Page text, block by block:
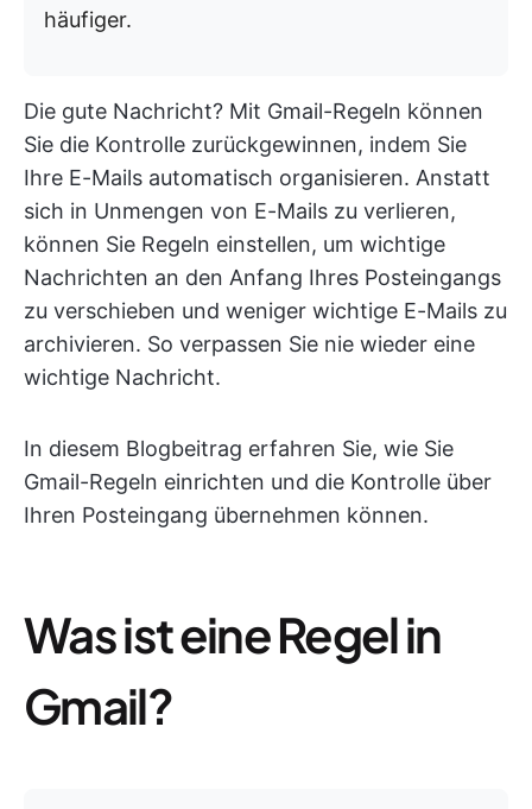
häufiger.
Die gute Nachricht? Mit Gmail-Regeln können
Sie die Kontrolle zurückgewinnen, indem Sie
Ihre E-Mails automatisch organisieren. Anstatt
sich in Unmengen von E-Mails zu verlieren,
können Sie Regeln einstellen, um wichtige
Nachrichten an den Anfang Ihres Posteingangs
zu verschieben und weniger wichtige E-Mails zu
archivieren. So verpassen Sie nie wieder eine
wichtige Nachricht.
In diesem Blogbeitrag erfahren Sie, wie Sie
Gmail-Regeln einrichten und die Kontrolle über
Ihren Posteingang übernehmen können.
Was ist eine Regel in
Gmail?